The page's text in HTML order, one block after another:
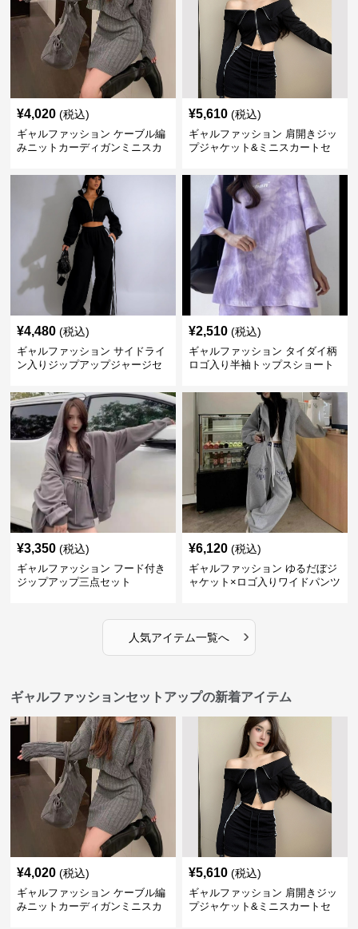
¥4,020 (税込)
ギャルファッション ケーブル編
みニットカーディガンミニスカ
¥5,610 (税込)
ギャルファッション 肩開きジッ
プジャケット&ミニスカートセ
¥4,480 (税込)
ギャルファッション サイドライ
ン入りジップアップジャージセ
¥2,510 (税込)
ギャルファッション タイダイ柄
ロゴ入り半袖トップスショート
¥3,350 (税込)
ギャルファッション フード付き
ジップアップ三点セット
¥6,120 (税込)
ギャルファッション ゆるだぼジ
ャケット×ロゴ入りワイドパンツ
人気アイテム一覧へ ›
ギャルファッションセットアップの新着アイテム
¥4,020 (税込)
ギャルファッション ケーブル編
みニットカーディガンミニスカ
¥5,610 (税込)
ギャルファッション 肩開きジッ
プジャケット&ミニスカートセ